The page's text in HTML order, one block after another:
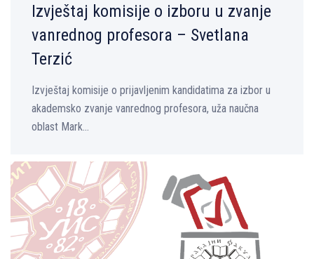
Izvještaj komisije o izboru u zvanje
vanrednog profesora – Svetlana
Terzić
Izvještaj komisije o prijavljenim kandidatima za izbor u
akademsko zvanje vanrednog profesora, uža naučna
oblast Mark...